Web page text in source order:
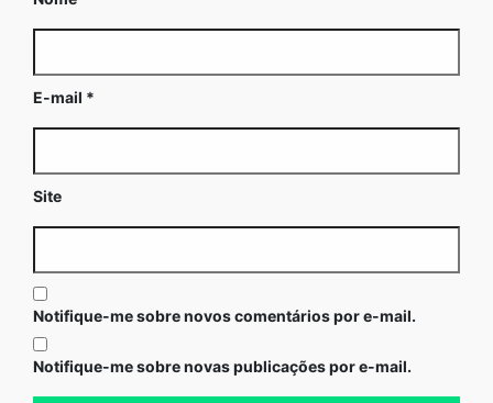
E-mail *
Site
Notifique-me sobre novos comentários por e-mail.
Notifique-me sobre novas publicações por e-mail.